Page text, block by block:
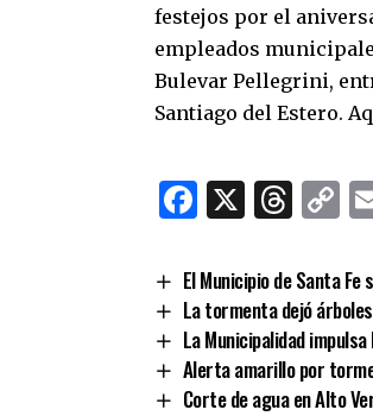
festejos por el
empleados
Bulevar Pellegrini,
Santiago del Estero.
X
El Municipio de Santa
La tormenta dejó
La Municipalidad
Alerta amarillo por
Corte de agua en Alto